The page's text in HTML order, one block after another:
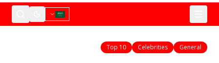
General
Celebrities
Top 10